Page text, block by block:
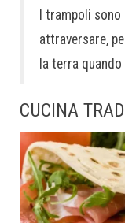
I trampoli sono
attraversare,
la terra
CUCINA